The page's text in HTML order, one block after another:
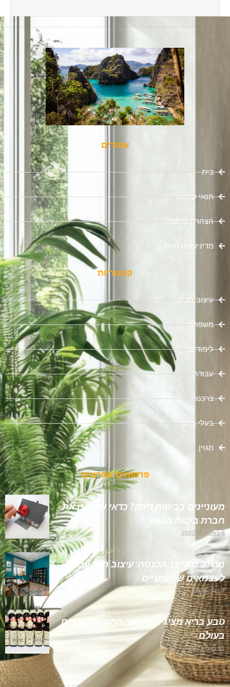
עמודים
בית
תנאי שימוש
הצהרת נגישות
מדיניות פרטיות
קטגוריות
עיצוב הבית
משפחה
לימודים
עבודה
צרכנות
בעלי חיים
מגזין
פרסומים אחרונים
מעוניינים בביטוח דירה? כדאי שתכירו את
חברת ביטוח בטאץ'
8 בפברואר 2022
מרחב שמייצר הכנסה: עיצוב חדר עבודה
לעצמאים שאפתניים
7 ביוני 2025
טבע בריא מציגים: תוספי התזונה הטובים
בעולם
11 ביוני 2021